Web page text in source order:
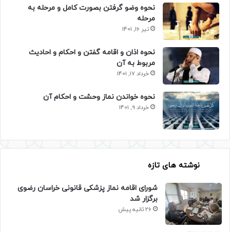
نحوه وضو گرفتن بصورت کامل و مرحله به
مرحله
تیر 16, 1401
نحوه اذان و اقامه گفتن و احکام و احادیث
مربوط به آن
خرداد 17, 1401
نحوه خواندن نماز وحشت و احکام آن
خرداد 9, 1401
نوشته های تازه
شورای اقامه نماز پزشکی قانونی خراسان رضوی
برگزار شد
26 ثانیه پیش